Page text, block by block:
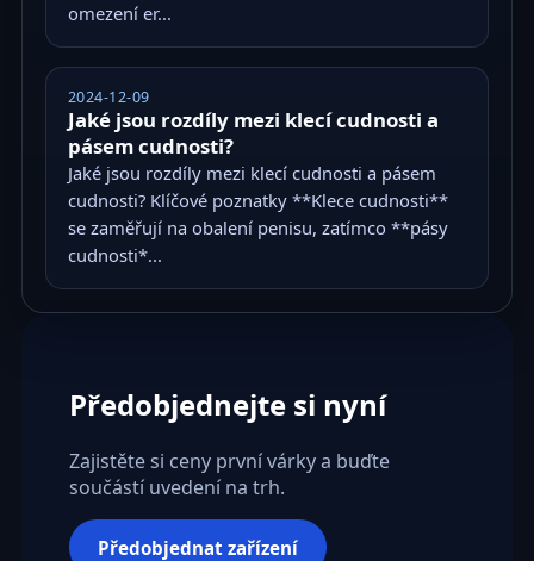
omezení er...
2024-12-09
Jaké jsou rozdíly mezi klecí cudnosti a
pásem cudnosti?
Jaké jsou rozdíly mezi klecí cudnosti a pásem
cudnosti? Klíčové poznatky **Klece cudnosti**
se zaměřují na obalení penisu, zatímco **pásy
cudnosti*...
Předobjednejte si nyní
Zajistěte si ceny první várky a buďte
součástí uvedení na trh.
Předobjednat zařízení